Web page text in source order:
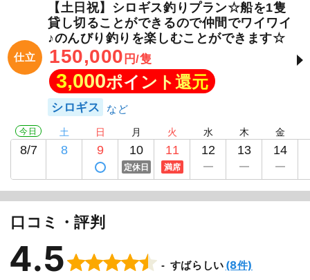
仕立
【土日祝】シロギス釣りプラン☆船を1隻
貸し切ることができるので仲間でワイワイ
♪のんびり釣りを楽しむことができます☆
150,000 円/隻
3,000ポイント還元
シロギス
今日
8/7
土
8
日
9
月
10
定休日
火
11
満席
水
12
木
13
金
14
口コミ・評判
4.5 すばらしい (8件)